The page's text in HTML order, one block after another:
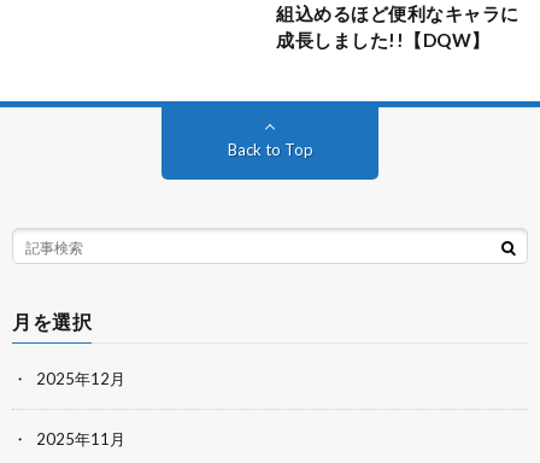
組込めるほど便利なキャラに
成長しました!!【DQW】
Back to Top
月を選択
2025年12月
2025年11月